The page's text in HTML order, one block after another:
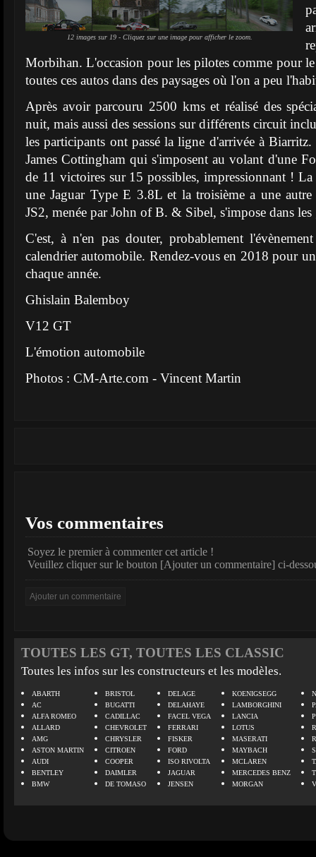
12 images sur 19 - Cliquez sur une image pour afficher le zoom.
Morbihan. L'occasion pour les pilotes comme pour
toutes ces autos dans des paysages où l'on a peu
Après avoir parcouru 2500 kms et réalisé des
nuit, mais aussi des sessions sur différents circuit
les participants ont passé la ligne d'arrivée à
James Cottingham qui s'imposent au volant d'une
de 11 victoires sur 15 possibles, impressionnant ! La
une Jaguar Type E 3.8L et la troisième a une
JS2, menée par John of B. & Sibel, s'impose dans
C'est, à n'en pas douter, probablement
calendrier automobile. Rendez-vous en 2018 pour
chaque année.
Ghislain Balemboy
V12 GT
L'émotion automobile
Photos : CM-Arte.com - Vincent Martin
Vos commentaires
Soyez le premier à commenter cet article !
Veuillez cliquer sur le bouton [Ajouter un commentaire] ci-
TOUTES LES GT, TOUTES LES CLASSIC
Toutes les infos sur les constructeurs et les modèles.
ABARTH
AC
ALFA ROMEO
ALLARD
AMG
ASTON MARTIN
AUDI
BENTLEY
BMW
BRISTOL
BUGATTI
CADILLAC
CHEVROLET
CHRYSLER
CITROEN
COOPER
DAIMLER
DE TOMASO
DELAGE
DELAHAYE
FACEL VEGA
FERRARI
FISKER
FORD
ISO RIVOLTA
JAGUAR
JENSEN
KOENIGSEGG
LAMBORGHINI
LANCIA
LOTUS
MASERATI
MAYBACH
MCLAREN
MERCEDES BENZ
MORGAN